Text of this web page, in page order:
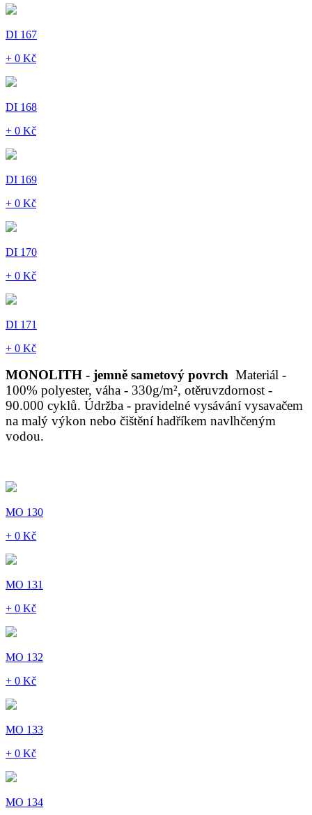
DI 167
+ 0 Kč
DI 168
+ 0 Kč
DI 169
+ 0 Kč
DI 170
+ 0 Kč
DI 171
+ 0 Kč
MONOLITH - jemně sametový povrch Materiál -
100% polyester, váha - 330g/m², otěruvzdornost -
90.000 cyklů. Údržba - pravidelné vysávání vysavačem
na malý výkon nebo čištění hadříkem navlhčeným
vodou.
MO 130
+ 0 Kč
MO 131
+ 0 Kč
MO 132
+ 0 Kč
MO 133
+ 0 Kč
MO 134